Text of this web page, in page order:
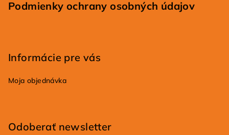
Podmienky ochrany osobných údajov
Informácie pre vás
Moja objednávka
Odoberať newsletter